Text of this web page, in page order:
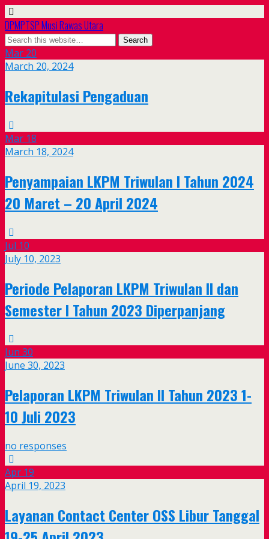
DPMPTSP Musi Rawas Utara
Mar 20
March 20, 2024
Rekapitulasi Pengaduan
Mar 18
March 18, 2024
Penyampaian LKPM Triwulan I Tahun 2024
20 Maret – 20 April 2024
Jul 10
July 10, 2023
Periode Pelaporan LKPM Triwulan II dan
Semester I Tahun 2023 Diperpanjang
Jun 30
June 30, 2023
Pelaporan LKPM Triwulan II Tahun 2023 1-
10 Juli 2023
no responses
Apr 19
April 19, 2023
Layanan Contact Center OSS Libur Tanggal